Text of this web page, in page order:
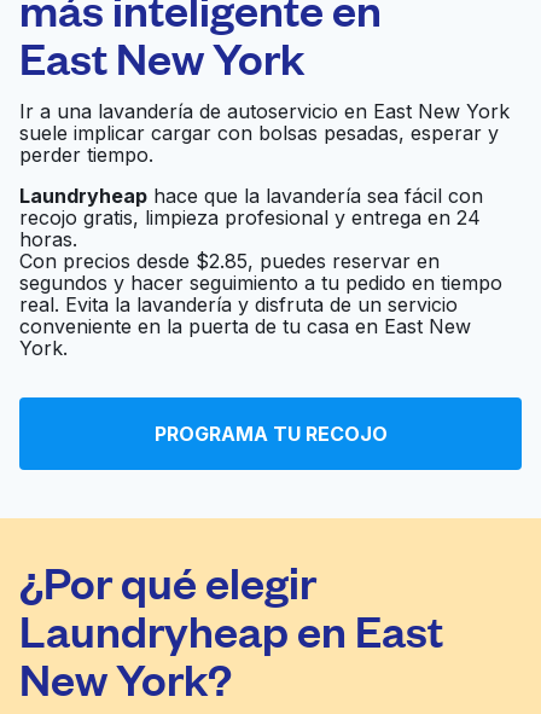
casa
New Lots Laundromat Ir al sitio web
Giant Laundromat Ir al sitio web
Mei Quan Laundromat
Inc.
Ir al sitio web
East New York
Ir a una lavandería de autoservicio en East New York
suele implicar cargar con bolsas pesadas, esperar y
perder tiempo.
Laundryheap hace que la lavandería sea fácil con
recojo gratis, limpieza profesional y entrega en 24
horas.
Con precios desde $2.85, puedes reservar en
segundos y hacer seguimiento a tu pedido en tiempo
real. Evita la lavandería y disfruta de un servicio
conveniente en la puerta de tu casa en East New
York.
PROGRAMA TU RECOJO
¿Por qué elegir
Laundryheap en East
New York?